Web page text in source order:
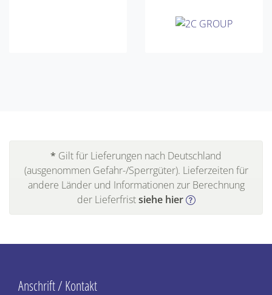
* Gilt für Lieferungen nach Deutschland
(ausgenommen Gefahr-/Sperrgüter). Lieferzeiten für
andere Länder und Informationen zur Berechnung
der Lieferfristsiehe hier
Anschrift / Kontakt